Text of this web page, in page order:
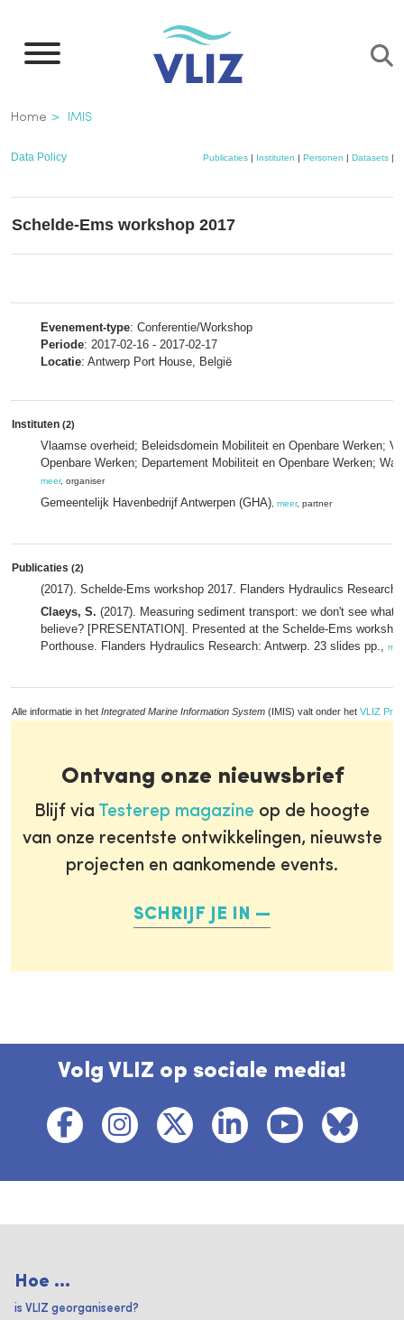
naar
inhoud
gaan
Kruimelpad
Home IMIS
Data Policy Publicaties| Instituten | Personen | Datasets|
Schelde-Ems workshop 2017
Evenement-type: Conferentie/Workshop
Periode: 2017-02-16 - 2017-02-17
Locatie: Antwerp Port House, België
Instituten (2)
Vlaamse overheid; Beleidsdomein Mobiliteit en Openbare Werken;
Openbare Werken; Departement Mobiliteit en Openbare Werken;
meer, organiser
Gemeentelijk Havenbedrijf Antwerpen (GHA) meer, partner
Publicaties (2)
(2017). Schelde-Ems workshop 2017. Flanders Hydraulics
Claeys, S. (2017). Measuring sediment transport: we don't see what
believe? [PRESENTATION]. Presented at the Schelde-Ems
Porthouse. Flanders Hydraulics Research: Antwerp. 23 slides pp.,
Alle informatie in het Integrated Marine Information System (IMIS) valt onder het VLIZ
Ontvang onze nieuwsbrief
Blijf via Testerep magazine op de hoogte
van onze recentste ontwikkelingen, nieuwste
projecten en aankomende events.
SCHRIJF JE IN
Volg VLIZ op sociale media!
Hoe ...
is VLIZ georganiseerd?